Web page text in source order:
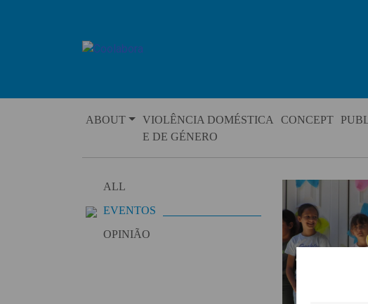
ABOUT
VIOLÊNCIA DOMÉSTICA
E DE GÉNERO
CONCEPT
ALL
EVENTOS
OPINIÃO